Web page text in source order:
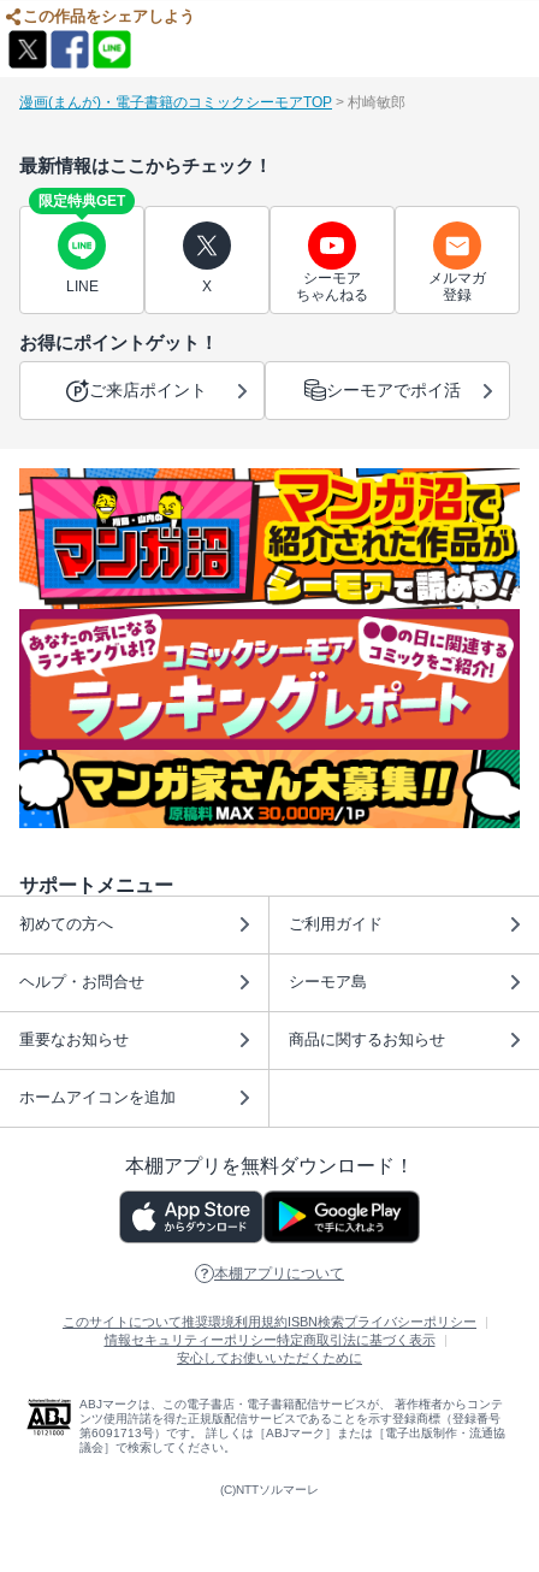
この作品をシェアしよう
漫画(まんが)・電子書籍のコミックシーモアTOP 村崎敏郎
最新情報はここからチェック！
限定特典GET
LINE X
シーモア
ちゃんねる
メルマガ
登録
お得にポイントゲット！
ご来店ポイント シーモアでポイ活
サポートメニュー
初めての方へ ご利用ガイド
ヘルプ・お問合せ シーモア島
重要なお知らせ 商品に関するお知らせ
ホームアイコンを追加
本棚アプリを無料ダウンロード！
本棚アプリについて
このサイトについて推奨環境利用規約ISBN検索プライバシーポリシー
情報セキュリティーポリシー特定商取引法に基づく表示
安心してお使いいただくために
ABJマークは、この電子書店・電子書籍配信サービスが、 著作権者からコンテ
ンツ使用許諾を得た正規版配信サービスであることを示す登録商標（登録番号
第6091713号）です。 詳しくは［ABJマーク］または［電子出版制作・流通協
議会］で検索してください。
(C)NTTソルマーレ